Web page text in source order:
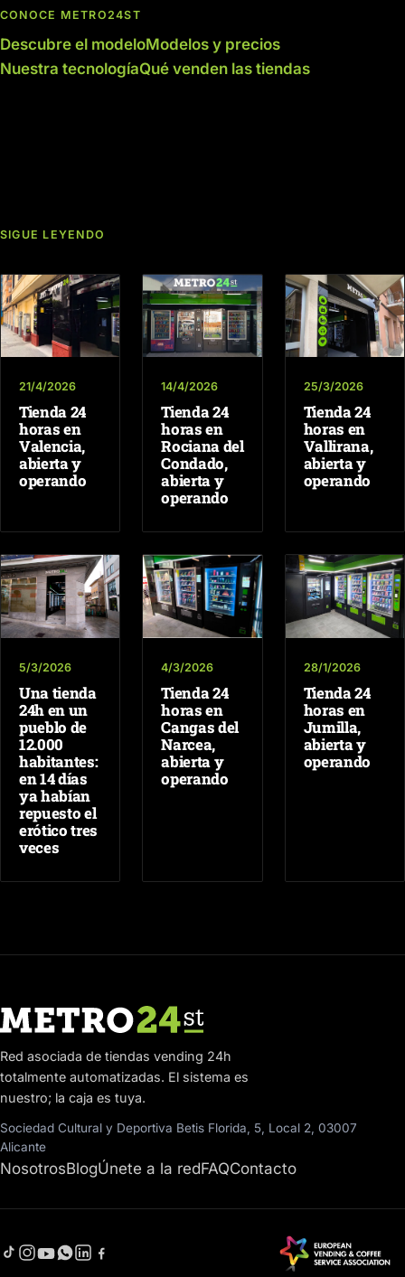
CONOCE METRO24ST
Descubre el modeloModelos y precios
Nuestra tecnologíaQué venden las tiendas
SIGUE LEYENDO
21/4/2026
Tienda 24
horas en
Valencia,
abierta y
operando
14/4/2026
Tienda 24
horas en
Rociana del
Condado,
abierta y
operando
25/3/2026
Tienda 24
horas en
Vallirana,
abierta y
operando
5/3/2026
Una tienda
24h en un
pueblo de
12.000
habitantes:
en 14 días
ya habían
repuesto el
erótico tres
veces
4/3/2026
Tienda 24
horas en
Cangas del
Narcea,
abierta y
operando
28/1/2026
Tienda 24
horas en
Jumilla,
abierta y
operando
Red asociada de tiendas vending 24h
totalmente automatizadas. El sistema es
nuestro; la caja es tuya.
Sociedad Cultural y Deportiva Betis Florida, 5, Local 2, 03007
Alicante
NosotrosBlogÚnete a la redFAQContacto